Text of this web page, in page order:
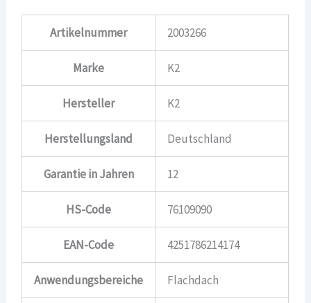
Artikelnummer 2003266
Marke K2
Hersteller K2
Herstellungsland Deutschland
Garantie in Jahren 12
HS-Code 76109090
EAN-Code 4251786214174
Anwendungsbereiche Flachdach